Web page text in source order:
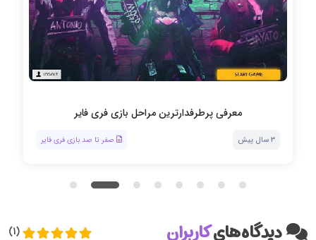
معرفی پرطرفدارترین مراحل بازی فری فایر
3 سال پیش صفر تا صد بازی فری فایر
دیدگاه‌هایکاربران (1)